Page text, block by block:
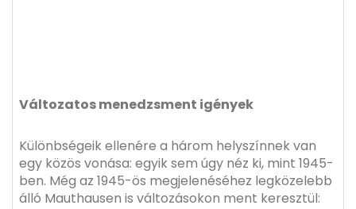
Változatos menedzsment igények
Különbségeik ellenére a három helyszínnek van
egy közös vonása: egyik sem úgy néz ki, mint 1945-
ben. Még az 1945-ös megjelenéséhez legközelebb
álló Mauthausen is változásokon ment keresztül: